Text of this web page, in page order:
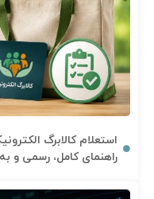
راهنمای کامل، رسمی و به‌روز